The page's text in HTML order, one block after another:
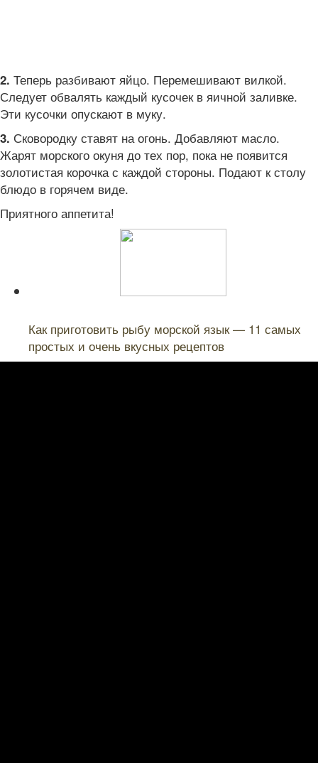
2. Теперь разбивают яйцо. Перемешивают вилкой.
Следует обвалять каждый кусочек в яичной заливке.
Эти кусочки опускают в муку.
3. Сковородку ставят на огонь. Добавляют масло.
Жарят морского окуня до тех пор, пока не появится
золотистая корочка с каждой стороны. Подают к столу
блюдо в горячем виде.
Приятного аппетита!
Как приготовить рыбу морской язык — 11 самых
простых и очень вкусных рецептов